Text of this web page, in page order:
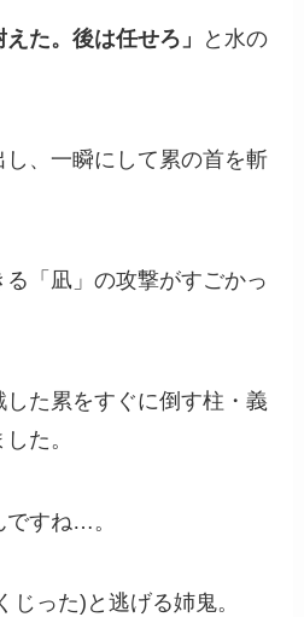
た。後は任せろ」
と水の
し、一瞬にして累の首を斬
「凪」の攻撃がすごかっ
た累をすぐに倒す柱・義
た。
すね…。
じった)と逃げる姉鬼。